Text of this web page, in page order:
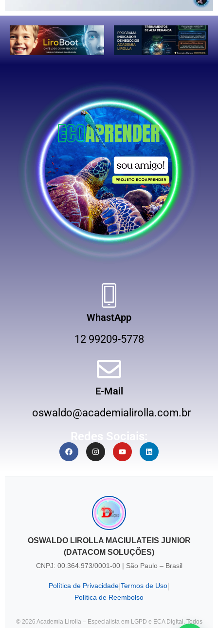
WhastApp
12 99209-5778
E-Mail
oswaldo@academialirolla.com.br
Redes Sociais:
OSWALDO LIROLLA MACIULATEIS JUNIOR
(DATACOM SOLUÇÕES)
CNPJ: 00.364.973/0001-00 | São Paulo – Brasil
Política de Privacidade Termos de Uso
Política de Reembolso
© 2026 Academia Lirolla – Especialista em LGPD e ECA Digital. Todos